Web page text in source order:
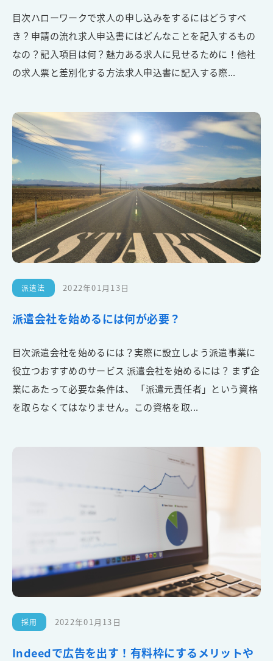
目次ハローワークで求人の申し込みをするにはどうすべ
き？申請の流れ求人申込書にはどんなことを記入するもの
なの？記入項目は何？魅力ある求人に見せるために！他社
の求人票と差別化する方法求人申込書に記入する際...
派遣法 2022年01月13日
派遣会社を始めるには何が必要？
目次派遣会社を始めるには？実際に設立しよう派遣事業に
役立つおすすめのサービス 派遣会社を始めるには？ まず企
業にあたって必要な条件は、 「派遣元責任者」という資格
を取らなくてはなりません。この資格を取...
採用 2022年01月13日
Indeedで広告を出す！有料枠にするメリットや